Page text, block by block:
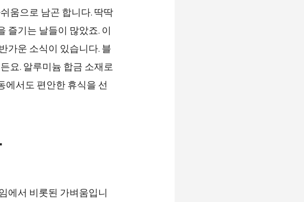
움으로 남곤 합니다. 딱딱
즐기는 날들이 많았죠. 이
가운 소식이 있습니다. 블
요. 알루미늄 합금 소재로
에서도 편안한 휴식을 선
에서 비롯된 가벼움입니